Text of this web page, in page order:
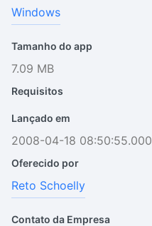
Windows
Tamanho do app
7.09 MB
Requisitos
Lançado em
2008-04-18 08:50:55.000
Oferecido por
Reto Schoelly
Contato da Empresa